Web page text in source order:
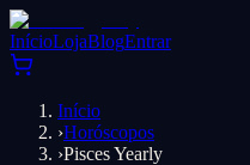
InícioLojaBlogEntrar
Início
›Horóscopos
›Pisces Yearly